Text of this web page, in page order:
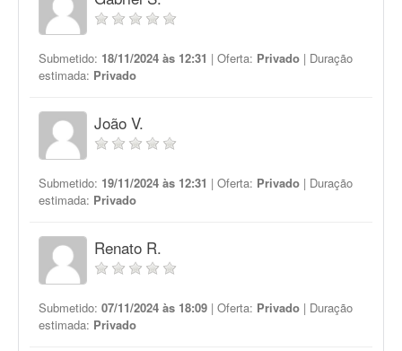
Submetido: 18/11/2024 às 12:31 | Oferta: Privado | Duração
estimada: Privado
João V.
Submetido: 19/11/2024 às 12:31 | Oferta: Privado | Duração
estimada: Privado
Renato R.
Submetido: 07/11/2024 às 18:09 | Oferta: Privado | Duração
estimada: Privado